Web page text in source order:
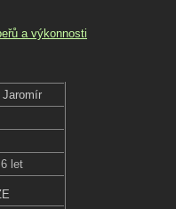
a výkonnosti
Jaromír
let